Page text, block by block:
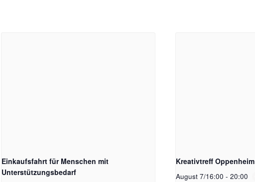
Einkaufsfahrt für Menschen mit
Unterstützungsbedarf
Kreativtreff Oppenheim
August 7/16:00 - 20:00